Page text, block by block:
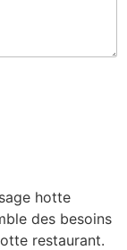
hotte
des besoins
restaurant.